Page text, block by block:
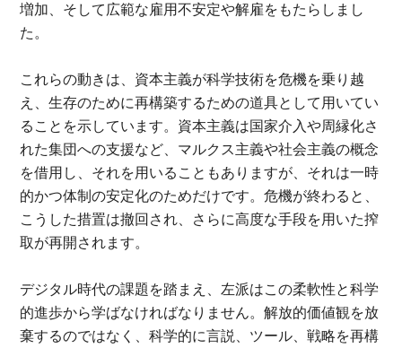
増加、そして広範な雇用不安定や解雇をもたらしまし
た。
これらの動きは、資本主義が科学技術を危機を乗り越
え、生存のために再構築するための道具として用いてい
ることを示しています。資本主義は国家介入や周縁化さ
れた集団への支援など、マルクス主義や社会主義の概念
を借用し、それを用いることもありますが、それは一時
的かつ体制の安定化のためだけです。危機が終わると、
こうした措置は撤回され、さらに高度な手段を用いた搾
取が再開されます。
デジタル時代の課題を踏まえ、左派はこの柔軟性と科学
的進歩から学ばなければなりません。解放的価値観を放
棄するのではなく、科学的に言説、ツール、戦略を再構